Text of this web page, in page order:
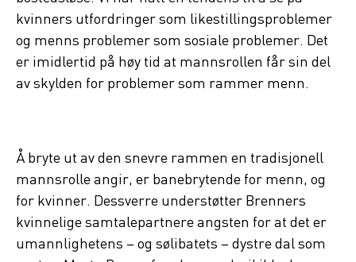
kvinners utfordringer som likestillingsproblemer
og menns problemer som sosiale problemer. Det
er imidlertid på høy tid at mannsrollen får sin del
av skylden for problemer som rammer menn.
Å bryte ut av den snevre rammen en tradisjonell
mannsrolle angir, er banebrytende for menn, og
for kvinner. Dessverre understøtter Brenners
kvinnelige samtalepartnere angsten for at det er
umannlighetens – og sølibatets – dystre dal som